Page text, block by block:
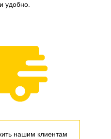
нашим клиентам
удобно.